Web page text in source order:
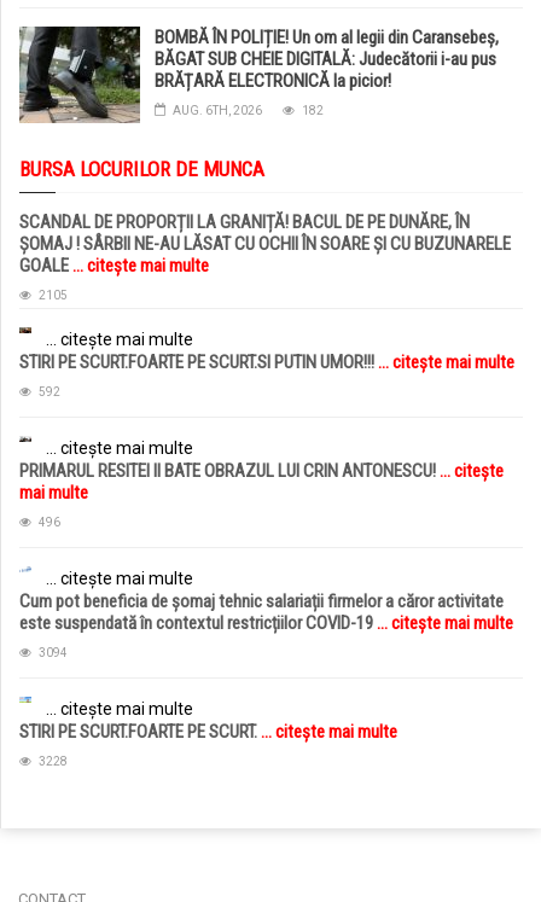
BOMBĂ ÎN POLIȚIE! Un om al legii din Caransebeș,
BĂGAT SUB CHEIE DIGITALĂ: Judecătorii i-au pus
BRĂȚARĂ ELECTRONICĂ la picior!
AUG. 6TH, 2026 182
BURSA LOCURILOR DE MUNCA
SCANDAL DE PROPORȚII LA GRANIȚĂ! BACUL DE PE DUNĂRE, ÎN
ȘOMAJ ! SÂRBII NE-AU LĂSAT CU OCHII ÎN SOARE ȘI CU BUZUNARELE
GOALE... citește mai multe
2105
... citește mai multe
STIRI PE SCURT.FOARTE PE SCURT.SI PUTIN UMOR!!!... citește mai multe
592
... citește mai multe
PRIMARUL RESITEI II BATE OBRAZUL LUI CRIN ANTONESCU!... citește
mai multe
496
... citește mai multe
Cum pot beneficia de șomaj tehnic salariații firmelor a căror activitate
este suspendată în contextul restricțiilor COVID-19... citește mai multe
3094
... citește mai multe
STIRI PE SCURT.FOARTE PE SCURT.... citește mai multe
3228